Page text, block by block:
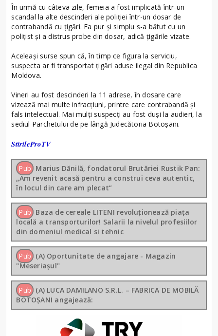
În urmă cu câteva zile, femeia a fost implicată într-un
scandal la alte descinderi ale poliţiei într-un dosar de
contrabandă cu ţigări. Ea pur şi simplu s-a bătut cu un
poliţist şi a distrus probe din dosar, adică ţigările vizate.
Aceleaşi surse spun că, în timp ce figura la serviciu,
suspecta ar fi transportat țigări aduse ilegal din Republica
Moldova.
Vineri au fost descinderi la 11 adrese, în dosare care
vizează mai multe infracțiuni, printre care contrabandă și
fals intelectual. Mai mulţi suspecţi au fost duşi la audieri, la
sediul Parchetului de pe lângă Judecătoria Botoşani.
StirileProTV
Pub Marius Dănilă, fondatorul Brutăriei Rustik Pan:
„Am revenit acasă pentru a construi ceva autentic,
în locul din care am plecat”
Pub Baza de cereale LITENI revoluționează piața
locală a transporturilor! Salarii la nivelul profesiilor
din domeniul medical si tehnic
Pub (A) Oportunitate de angajare - Magazin
"Meseriașul"
Pub (A) LUCA DAMILANO S.R.L. – FABRICA DE MOBILĂ
BOTOȘANI angajează: